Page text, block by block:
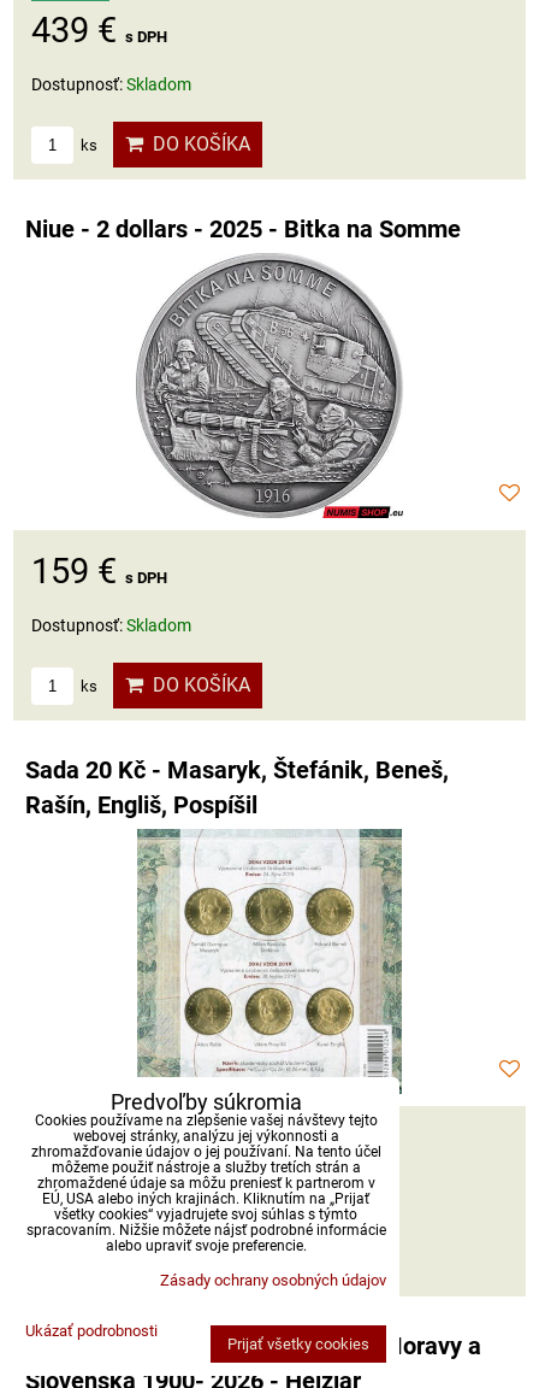
439 € s DPH
Dostupnosť:Skladom
ks DO KOŠÍKA
Niue - 2 dollars - 2025 - Bitka na Somme
159 € s DPH
Dostupnosť:Skladom
ks DO KOŠÍKA
Sada 20 Kč - Masaryk, Štefánik, Beneš,
Rašín, Engliš, Pospíšil
39,90 €s DPH
Dostupnosť:Skladom
DO KOŠÍKA
Papírová platidla na území Čech, Moravy a
Slovenska 1900- 2026 - Hejzlar
Predvoľby súkromia
Cookies používame na zlepšenie vašej návštevy tejto
webovej stránky, analýzu jej výkonnosti a
zhromažďovanie údajov o jej používaní. Na tento účel
môžeme použiť nástroje a služby tretích strán a
zhromaždené údaje sa môžu preniesť k partnerom v
EÚ, USA alebo iných krajinách. Kliknutím na „Prijať
všetky cookies“ vyjadrujete svoj súhlas s týmto
spracovaním. Nižšie môžete nájsť podrobné informácie
alebo upraviť svoje preferencie.
Zásady ochrany osobných údajov
Ukázať podrobnosti
Prijať všetky cookies